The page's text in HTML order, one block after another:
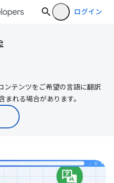
ログイン
ンテンツをご希望の言語に翻訳
まれる場合があります。